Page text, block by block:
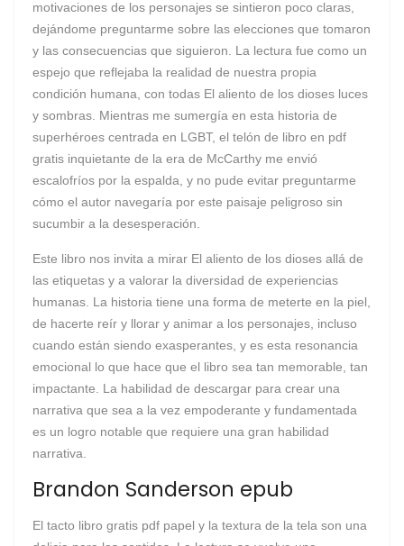
motivaciones de los personajes se sintieron poco claras,
dejándome preguntarme sobre las elecciones que tomaron
y las consecuencias que siguieron. La lectura fue como un
espejo que reflejaba la realidad de nuestra propia
condición humana, con todas El aliento de los dioses luces
y sombras. Mientras me sumergía en esta historia de
superhéroes centrada en LGBT, el telón de libro en pdf
gratis inquietante de la era de McCarthy me envió
escalofríos por la espalda, y no pude evitar preguntarme
cómo el autor navegaría por este paisaje peligroso sin
sucumbir a la desesperación.
Este libro nos invita a mirar El aliento de los dioses allá de
las etiquetas y a valorar la diversidad de experiencias
humanas. La historia tiene una forma de meterte en la piel,
de hacerte reír y llorar y animar a los personajes, incluso
cuando están siendo exasperantes, y es esta resonancia
emocional lo que hace que el libro sea tan memorable, tan
impactante. La habilidad de descargar para crear una
narrativa que sea a la vez empoderante y fundamentada
es un logro notable que requiere una gran habilidad
narrativa.
Brandon Sanderson epub
El tacto libro gratis pdf papel y la textura de la tela son una